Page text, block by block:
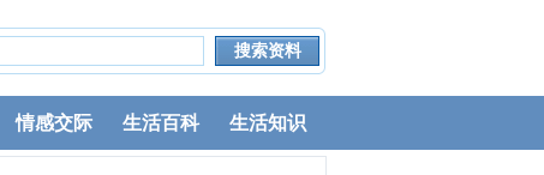
情感交际 生活百科 生活知识